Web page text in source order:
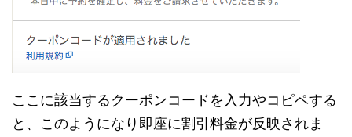
ここに該当するクーポンコードを入力やコピペする
と、このようになり即座に割引料金が反映されま